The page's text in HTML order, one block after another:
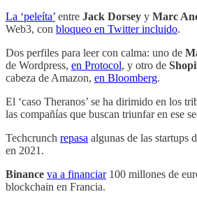
La ‘peleíta’ entre Jack Dorsey y Marc
Web3, con bloqueo en Twitter incluido.
Dos perfiles para leer con calma: uno de
de Wordpress, en Protocol, y otro de
cabeza de Amazon, en Bloomberg.
El ‘caso Theranos’ se ha dirimido en los
las compañías que buscan triunfar en ese
Techcrunch repasa algunas de las startups
en 2021.
Binance va a financiar100 millones de
blockchain en Francia.